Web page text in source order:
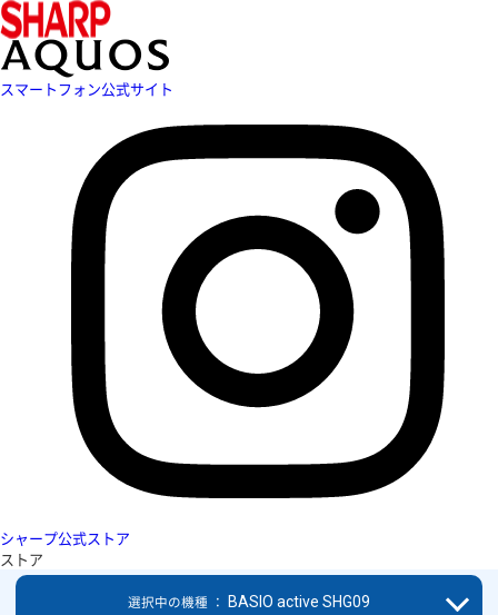
スマートフォン公式サイト
シャープ公式ストア
ストア
選択中の機種 ： BASIO active SHG09